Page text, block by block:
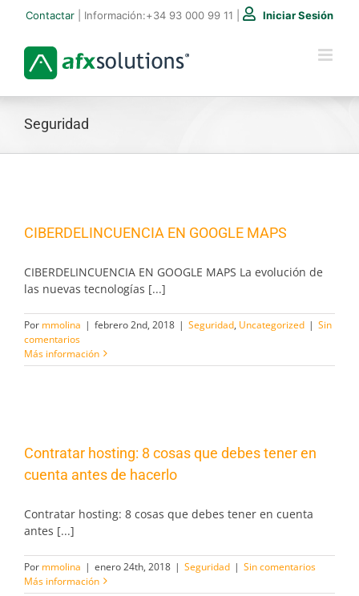
SaltarContactar | Información:+34 93 000 99 11 Iniciar Sesión
Seguridad
CIBERDELINCUENCIA EN GOOGLE MAPS
CIBERDELINCUENCIA EN GOOGLE MAPS La evolución de
las nuevas tecnologías [...]
Por mmolina | febrero 2nd, 2018 | Seguridad, Uncategorized | Sin
comentarios
Más información
Contratar hosting: 8 cosas que debes tener en
cuenta antes de hacerlo
Contratar hosting: 8 cosas que debes tener en cuenta
antes [...]
Por mmolina | enero 24th, 2018 | Seguridad | Sin comentarios
Más información